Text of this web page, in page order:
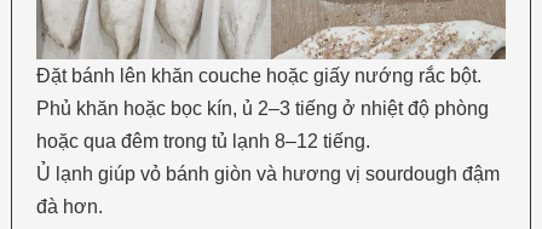
Đặt bánh lên khăn couche hoặc giấy nướng rắc bột.
Phủ khăn hoặc bọc kín, ủ 2–3 tiếng ở nhiệt độ phòng
hoặc qua đêm trong tủ lạnh 8–12 tiếng.
Ủ lạnh giúp vỏ bánh giòn và hương vị sourdough đậm
đà hơn.